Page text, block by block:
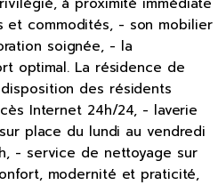
et commodités, - son mobilier
soignée, - la
optimal. La résidence de
des résidents
Internet 24h/24, - laverie
place du lundi au vendredi
- service de nettoyage sur
modernité et praticité,